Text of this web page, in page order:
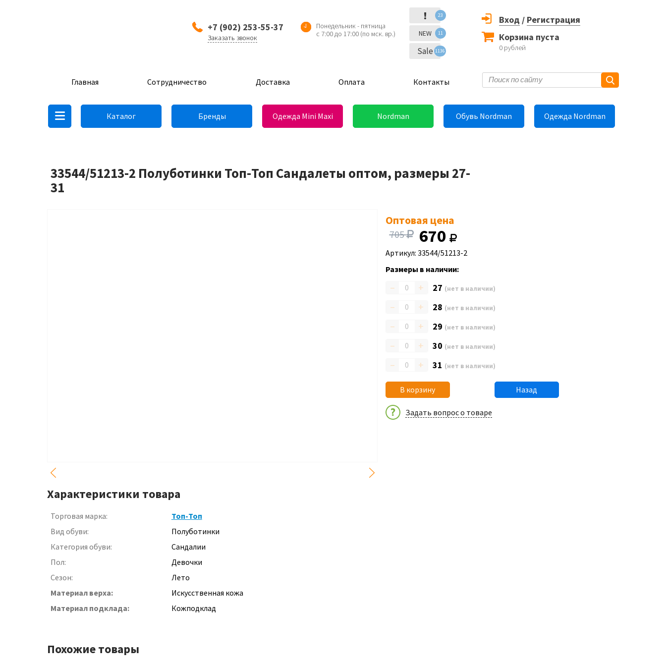
+7 (902) 253-55-37
Заказать звонок
Понедельник - пятница
с 7:00 до 17:00 (по мск. вр.)
! 23
NEW 11
Sale 1136
Вход / Регистрация
Корзина пуста
0 рублей
Главная Сотрудничество Доставка Оплата Контакты
Каталог Бренды Одежда Mini Maxi Nordman Обувь Nordman Одежда Nordman
33544/51213-2 Полуботинки Топ-Топ Сандалеты оптом, размеры 27-
31
Оптовая цена
705 670
Артикул: 33544/51213-2
Размеры в наличии:
– + 27 (нет в наличии)
– + 28 (нет в наличии)
– + 29 (нет в наличии)
– + 30 (нет в наличии)
– + 31 (нет в наличии)
В корзину Назад
Задать вопрос о товаре
Характеристики товара
Торговая марка:
Топ-Топ
Вид обуви:
Полуботинки
Категория обуви:
Сандалии
Пол:
Девочки
Сезон:
Лето
Материал верха:
Искусственная кожа
Материал подклада:
Кожподклад
Похожие товары